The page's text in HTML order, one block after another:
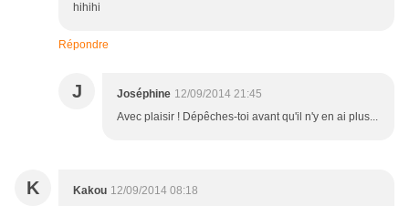
hihihi
Répondre
J Joséphine 12/09/2014 21:45
Avec plaisir ! Dépêches-toi avant qu'il n'y en ai plus...
K Kakou 12/09/2014 08:18